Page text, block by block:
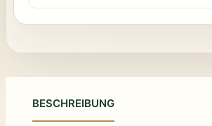
BESCHREIBUNG